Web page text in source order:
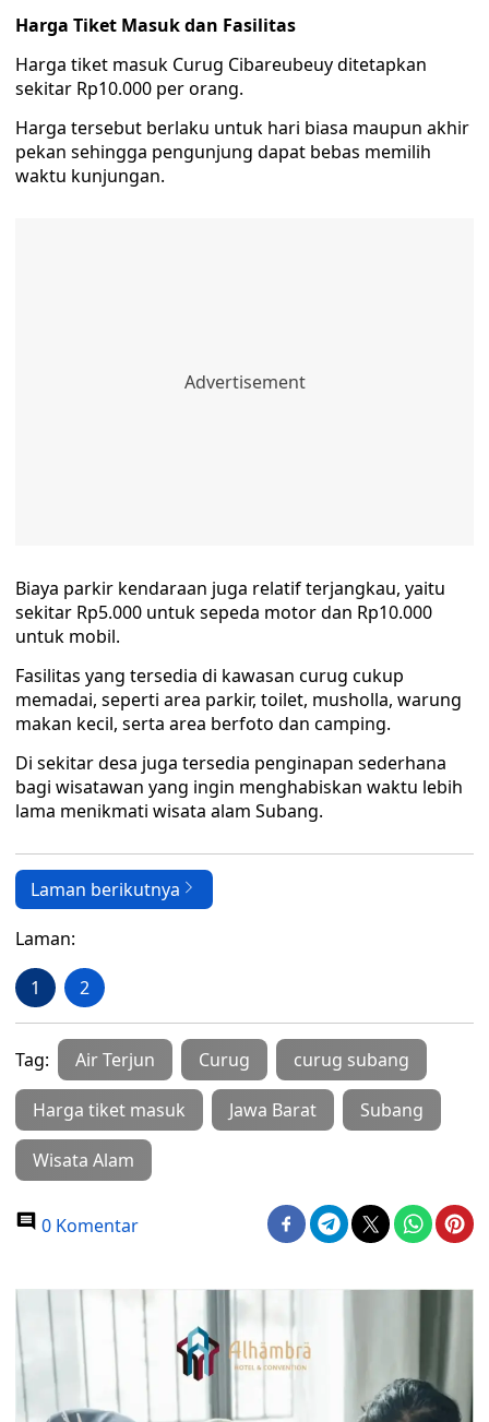
Harga Tiket Masuk dan Fasilitas
Harga tiket masuk Curug Cibareubeuy ditetapkan
sekitar Rp10.000 per orang.
Harga tersebut berlaku untuk hari biasa maupun akhir
pekan sehingga pengunjung dapat bebas memilih
waktu kunjungan.
Biaya parkir kendaraan juga relatif terjangkau, yaitu
sekitar Rp5.000 untuk sepeda motor dan Rp10.000
untuk mobil.
Fasilitas yang tersedia di kawasan curug cukup
memadai, seperti area parkir, toilet, musholla, warung
makan kecil, serta area berfoto dan camping.
Di sekitar desa juga tersedia penginapan sederhana
bagi wisatawan yang ingin menghabiskan waktu lebih
lama menikmati wisata alam Subang.
Laman berikutnya
Laman:
1 2
Tag: Air Terjun Curug curug subang
Harga tiket masuk Jawa Barat Subang
Wisata Alam
0 Komentar